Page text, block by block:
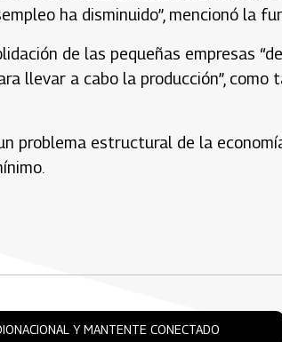
ha disminuido”, mencionó la
de las pequeñas empresas
llevar a cabo la producción”, como
problema estructural de la
Y MANTENTE CONECTADO